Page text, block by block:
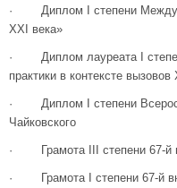
· Диплом I степени
XXI века»
· Диплом лауреата I степени
практики в контексте вызовов
· Диплом I степени
Чайковского
· Грамота III степени 67-й
· Грамота I степени 67-й